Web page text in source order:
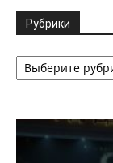
Рубрики
Рубрики